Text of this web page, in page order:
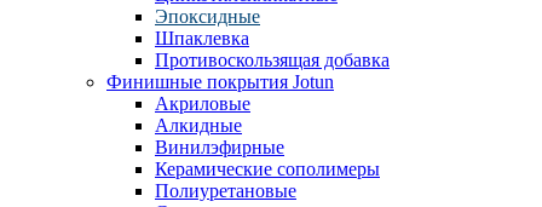
Эпоксидные
Шпаклевка
Противоскользящая добавка
Финишные покрытия Jotun
Акриловые
Алкидные
Винилэфирные
Керамические сополимеры
Полиуретановые